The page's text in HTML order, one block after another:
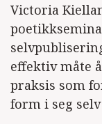
Victoria
effektiv måte
praksis som
form i seg